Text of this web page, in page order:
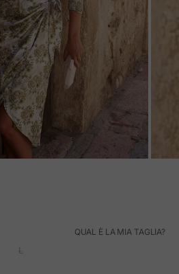
QUAL È LA MIA TAGLIA?
L